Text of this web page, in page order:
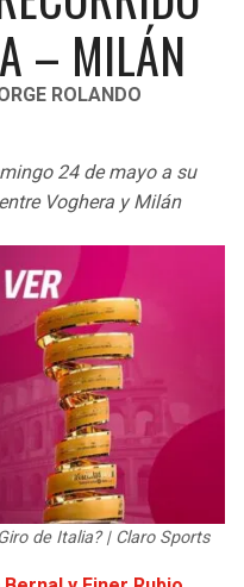
– MILÁN
ROLANDO
24 de mayo a su
Voghera y Milán
de Italia? | Claro Sports